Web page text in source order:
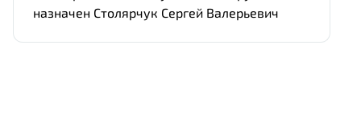
назначен Столярчук Сергей Валерьевич